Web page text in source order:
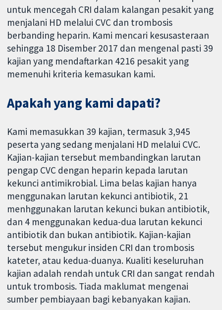
untuk mencegah CRI dalam kalangan pesakit yang
menjalani HD melalui CVC dan trombosis
berbanding heparin. Kami mencari kesusasteraan
sehingga 18 Disember 2017 dan mengenal pasti 39
kajian yang mendaftarkan 4216 pesakit yang
memenuhi kriteria kemasukan kami.
Apakah yang kami dapati?
Kami memasukkan 39 kajian, termasuk 3,945
peserta yang sedang menjalani HD melalui CVC.
Kajian-kajian tersebut membandingkan larutan
pengap CVC dengan heparin kepada larutan
kekunci antimikrobial. Lima belas kajian hanya
menggunakan larutan kekunci antibiotik, 21
menhggunakan larutan kekunci bukan antibiotik,
dan 4 menggunakan kedua-dua larutan kekunci
antibiotik dan bukan antibiotik. Kajian-kajian
tersebut mengukur insiden CRI dan trombosis
kateter, atau kedua-duanya. Kualiti keseluruhan
kajian adalah rendah untuk CRI dan sangat rendah
untuk trombosis. Tiada maklumat mengenai
sumber pembiayaan bagi kebanyakan kajian.